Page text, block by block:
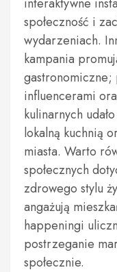
społeczność i
wydarzeniach.
kampania
influencerami
kulinarnych
lokalną kuchnią
miasta. Warto
społecznych
zdrowego stylu
angażują
happeningi
postrzeganie
społecznie.